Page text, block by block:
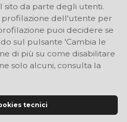
sito da parte degli utenti.
profilazione dell'utente per
puoi decidere se
sul pulsante 'Cambia le
di più su come disabilitare
solo alcuni, consulta la
tecnici